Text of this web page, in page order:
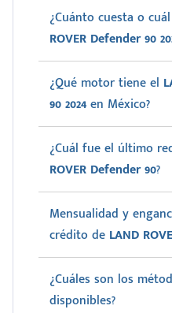
¿Cuánto cuesta o
ROVER Defender 90
¿Qué motor tiene el
90 2024en México?
¿Cuál fue el último
ROVER Defender 90?
Mensualidad y
crédito de LAND
¿Cuáles son los
disponibles?